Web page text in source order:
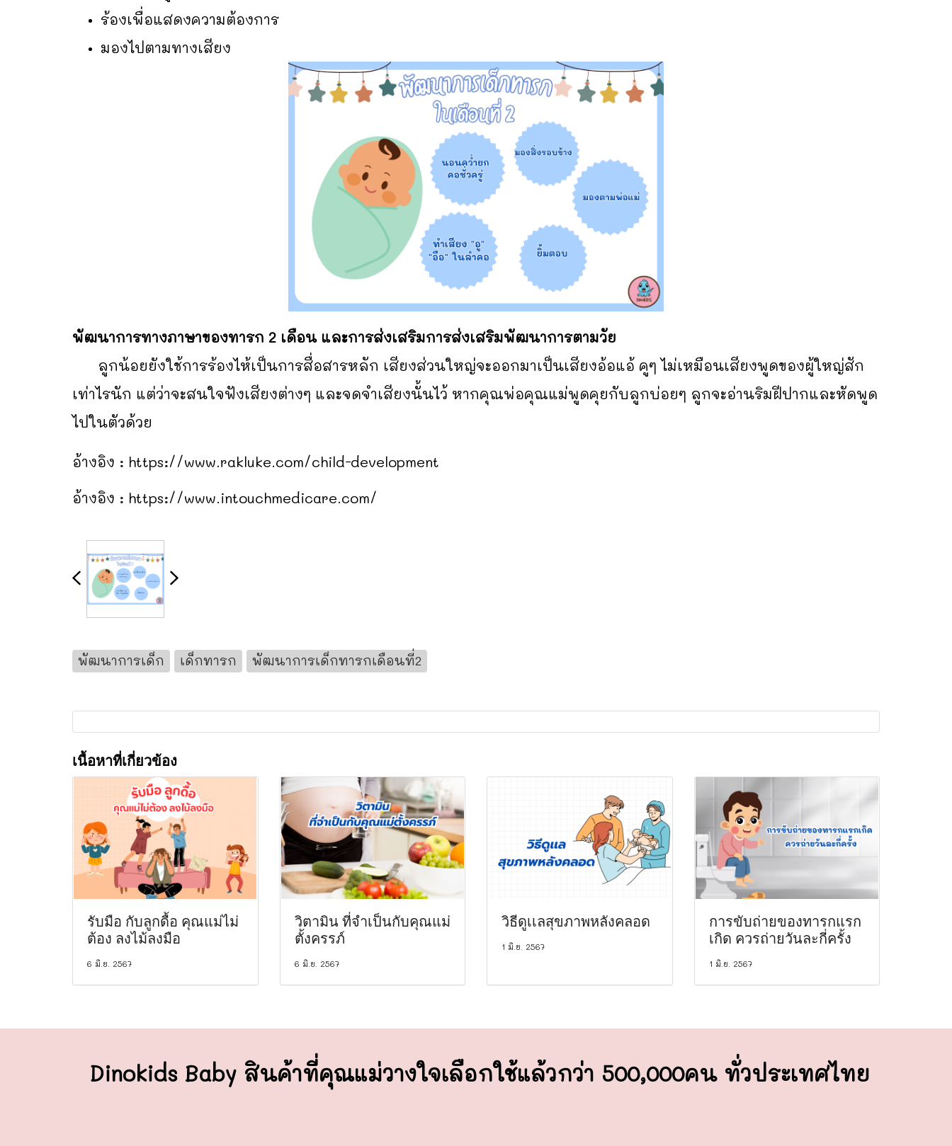
ร้องเพื่อแสดงความต้องการ
มองไปตามทางเสียง
พัฒนาการทางภาษาของทารก 2 เดือน และการส่งเสริมการส่งเสริมพัฒนาการตามวัย
ลูกน้อยยังใช้การร้องไห้เป็นการสื่อสารหลัก เสียงส่วนใหญ่จะออกมาเป็นเสียงอ้อแอ้ คูๆ ไม่เหมือนเสียงพูดของผู้ใหญ่สัก
เท่าไรนัก แต่ว่าจะสนใจฟังเสียงต่างๆ และจดจำเสียงนั้นไว้ หากคุณพ่อคุณแม่พูดคุยกับลูกบ่อยๆ ลูกจะอ่านริมฝีปากและหัดพูด
ไปในตัวด้วย
อ้างอิง : https://www.rakluke.com/child-development
อ้างอิง : https://www.intouchmedicare.com/
พัฒนาการเด็ก เด็กทารก พัฒนาการเด็กทารกเดือนที่2
เนื้อหาที่เกี่ยวข้อง
รับมือ กับลูกดื้อ คุณแม่ไม่
ต้อง ลงไม้ลงมือ
6 มิ.ย. 2567
วิตามิน ที่จำเป็นกับคุณแม่
ตั้งครรภ์
6 มิ.ย. 2567
วิธีดูเเลสุขภาพหลังคลอด
1 มิ.ย. 2567
การขับถ่ายของทารกแรก
เกิด ควรถ่ายวันละกี่ครั้ง
1 มิ.ย. 2567
Dinokids Baby สินค้าที่คุณแม่วางใจเลือกใช้แล้วกว่า 500,000คน ทั่วประเทศไทย